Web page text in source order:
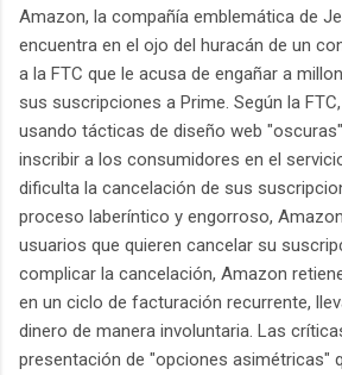
Amazon, la compañía emblemática de
encuentra en el ojo del huracán de un
a la FTC que le acusa de engañar a
sus suscripciones a Prime. Según la
usando tácticas de diseño web
inscribir a los consumidores en el
dificulta la cancelación de sus
proceso laberíntico y engorroso,
usuarios que quieren cancelar su
complicar la cancelación, Amazon
en un ciclo de facturación recurrente,
dinero de manera involuntaria. Las
presentación de "opciones asimétricas"